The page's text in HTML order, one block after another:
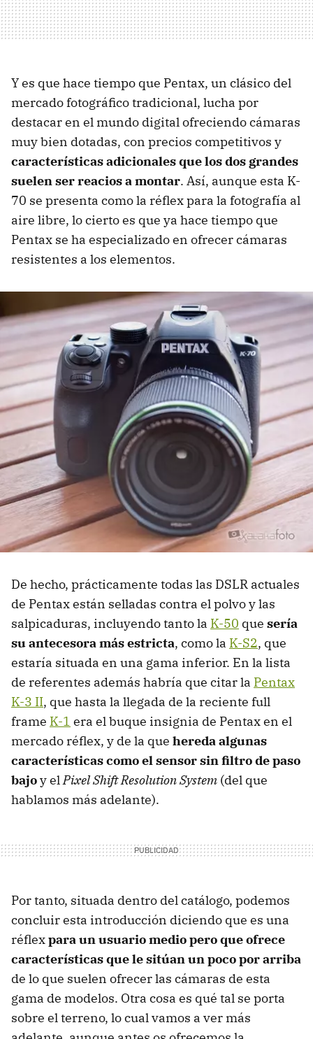
Y es que hace tiempo que Pentax, un clásico del
mercado fotográfico tradicional, lucha por
destacar en el mundo digital ofreciendo cámaras
muy bien dotadas, con precios competitivos y
características adicionales que los dos grandes
suelen ser reacios a montar. Así, aunque esta K-
70 se presenta como la réflex para la fotografía al
aire libre, lo cierto es que ya hace tiempo que
Pentax se ha especializado en ofrecer cámaras
resistentes a los elementos.
De hecho, prácticamente todas las DSLR actuales
de Pentax están selladas contra el polvo y las
salpicaduras, incluyendo tanto la K-50 que sería
su antecesora más estricta, como la K-S2, que
estaría situada en una gama inferior. En la lista
de referentes además habría que citar la Pentax
K-3 II, que hasta la llegada de la reciente full
frame K-1 era el buque insignia de Pentax en el
mercado réflex, y de la que hereda algunas
características como el sensor sin filtro de paso
bajoy elPixel Shift Resolution System (del que
hablamos más adelante).
Por tanto, situada dentro del catálogo, podemos
concluir esta introducción diciendo que es una
réflexpara un usuario medio pero que ofrece
características que le sitúan un poco por arriba
de lo que suelen ofrecer las cámaras de esta
gama de modelos. Otra cosa es qué tal se porta
sobre el terreno, lo cual vamos a ver más